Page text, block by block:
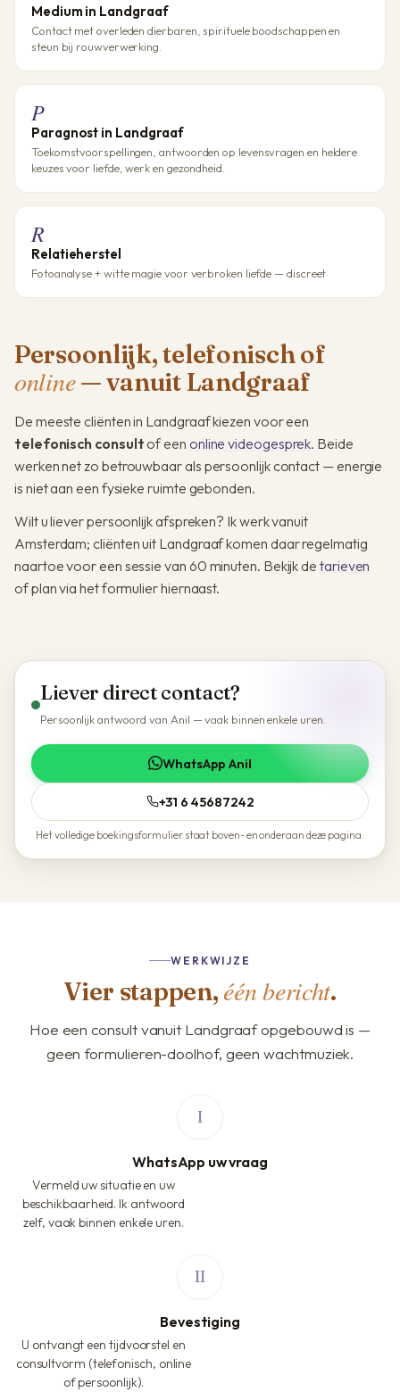
Medium in Landgraaf
Contact met overleden dierbaren, spirituele boodschappen en
steun bij rouwverwerking.
P
Paragnost in Landgraaf
Toekomstvoorspellingen, antwoorden op levensvragen en heldere
keuzes voor liefde, werk en gezondheid.
R
Relatieherstel
Fotoanalyse + witte magie voor verbroken liefde — discreet
Persoonlijk, telefonisch of
online— vanuit Landgraaf
De meeste cliënten in Landgraaf kiezen voor een
telefonisch consult of een online videogesprek. Beide
werken net zo betrouwbaar als persoonlijk contact — energie
is niet aan een fysieke ruimte gebonden.
Wilt u liever persoonlijk afspreken? Ik werk vanuit
Amsterdam; cliënten uit Landgraaf komen daar regelmatig
naartoe voor een sessie van 60 minuten. Bekijk detarieven
of plan via het formulier hiernaast.
Liever direct contact?
Persoonlijk antwoord van Anil — vaak binnen enkele uren.
WhatsApp Anil
+31 6 45687242
Het volledige boekingsformulier staat boven- en onderaan deze pagina.
WERKWIJZE
Vier stappen, één bericht.
Hoe een consult vanuit Landgraaf opgebouwd is —
geen formulieren-doolhof, geen wachtmuziek.
WhatsApp uw vraag
Vermeld uw situatie en uw
beschikbaarheid. Ik antwoord
zelf, vaak binnen enkele uren.
Bevestiging
U ontvangt een tijdvoorstel en
consultvorm (telefonisch, online
of persoonlijk).